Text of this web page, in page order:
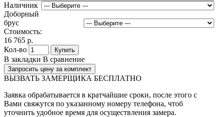
Наличник
Доборный
брус
Стоимость:
16 765 р.
Кол-во
Купить
В закладки В сравнение
Запросить цену за комплект
ВЫЗВАТЬ ЗАМЕРЩИКА БЕСПЛАТНО
Заявка обрабатывается в кратчайшие сроки, после этого с
Вами свяжутся по указанному номеру телефона, чтоб
уточнить удобное время для осуществления замера.